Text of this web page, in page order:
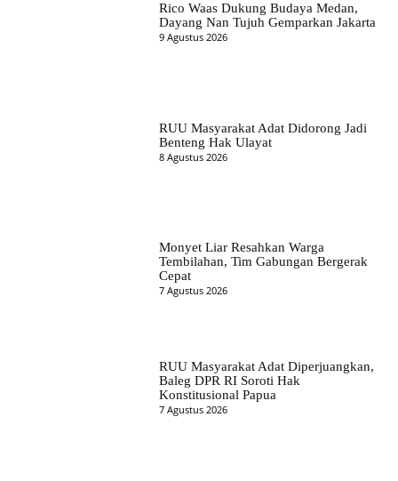
Rico Waas Dukung Budaya Medan,
Dayang Nan Tujuh Gemparkan Jakarta
9 Agustus 2026
RUU Masyarakat Adat Didorong Jadi
Benteng Hak Ulayat
8 Agustus 2026
Monyet Liar Resahkan Warga
Tembilahan, Tim Gabungan Bergerak
Cepat
7 Agustus 2026
RUU Masyarakat Adat Diperjuangkan,
Baleg DPR RI Soroti Hak
Konstitusional Papua
7 Agustus 2026